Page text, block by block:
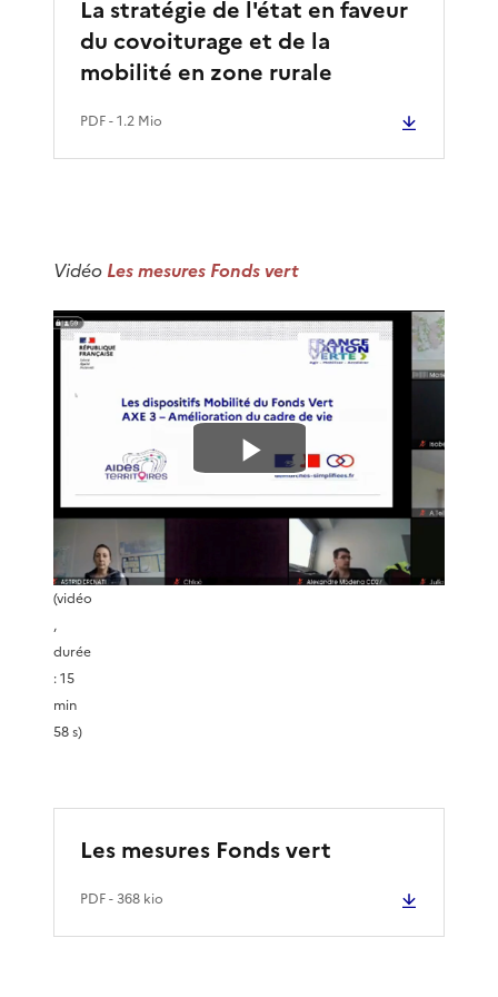
i
é
La stratégie de l'état en faveur
du covoiturage et de la
mobilité en zone rurale
PDF- 1.2 Mio
Vidéo Les mesures Fonds vert
L
r
v
i
(vidéo
,
durée
: 15
min
58 s)
Les mesures Fonds vert
PDF- 368 kio